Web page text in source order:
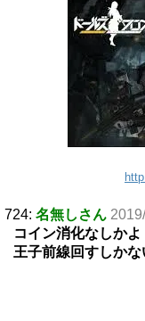
724: 名無しさん
コイン消化なしかよ
王子前線回すしか